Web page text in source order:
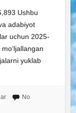
Ushbu
adabiyot
uchun 2025-
yuklab
No